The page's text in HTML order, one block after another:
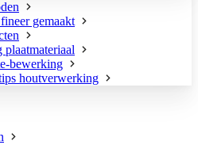
gemaakt
bewerking
houtverwerking